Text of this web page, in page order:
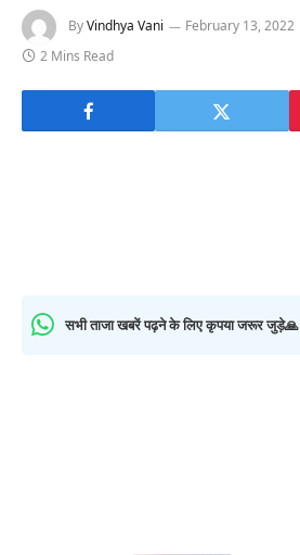
ByVindhya Vani February 13, 2022
2 Mins Read
सभी ताजा खबरें पढ़ने के लिए कृपया जरूर जुड़े🙏